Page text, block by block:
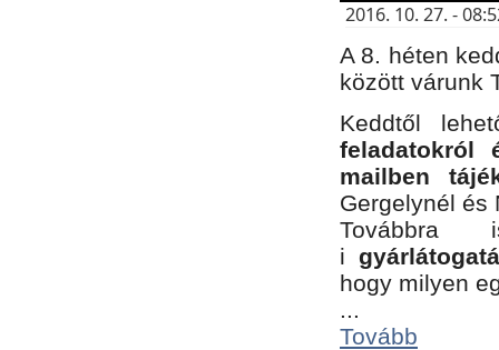
2016. 10. 27. -
A 8. héten
között várunk
Keddtől
feladatokról
mailben
Gergelynél és
Továbbra
i
hogy milyen
...
Tovább